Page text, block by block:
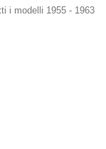
i modelli 1955 - 1963